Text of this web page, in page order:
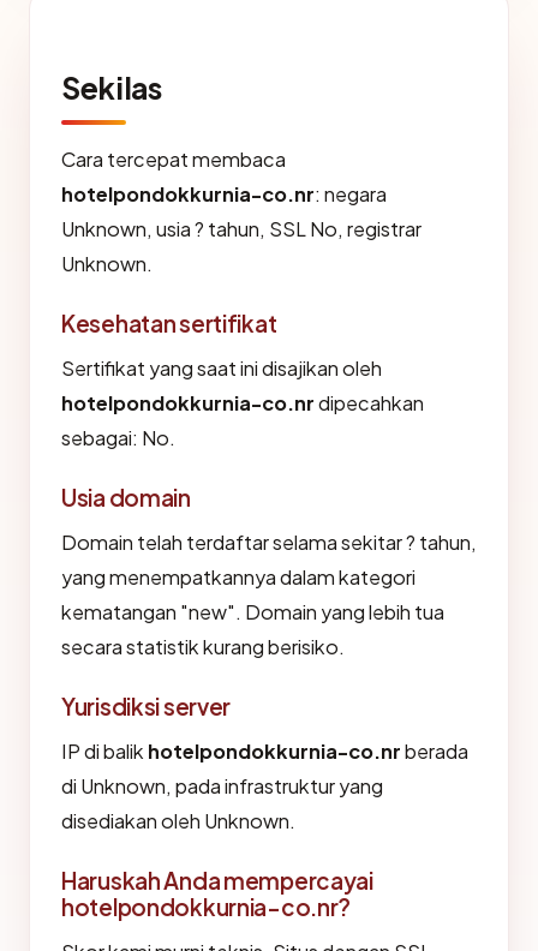
Sekilas
Cara tercepat membaca
hotelpondokkurnia-co.nr: negara
Unknown, usia ? tahun, SSL No, registrar
Unknown.
Kesehatan sertifikat
Sertifikat yang saat ini disajikan oleh
hotelpondokkurnia-co.nrdipecahkan
sebagai: No.
Usia domain
Domain telah terdaftar selama sekitar ? tahun,
yang menempatkannya dalam kategori
kematangan "new". Domain yang lebih tua
secara statistik kurang berisiko.
Yurisdiksi server
IP di balik hotelpondokkurnia-co.nrberada
di Unknown, pada infrastruktur yang
disediakan oleh Unknown.
Haruskah Anda mempercayai
hotelpondokkurnia-co.nr?